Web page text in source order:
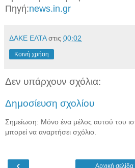
Πηγή:news.in.gr
ΔΑΚΕ ΕΛΤΑ στις 00:02
Κοινή χρήση
Δεν υπάρχουν σχόλια:
Δημοσίευση σχολίου
Σημείωση: Μόνο ένα μέλος αυτού του
μπορεί να αναρτήσει σχόλιο.
Αρχική σελίδα